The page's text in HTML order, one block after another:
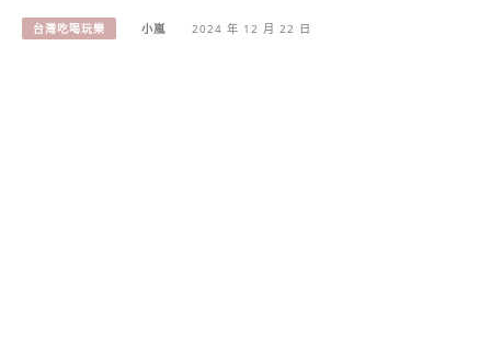
台灣吃喝玩樂 小嵐 2024 年 12 月 22 日